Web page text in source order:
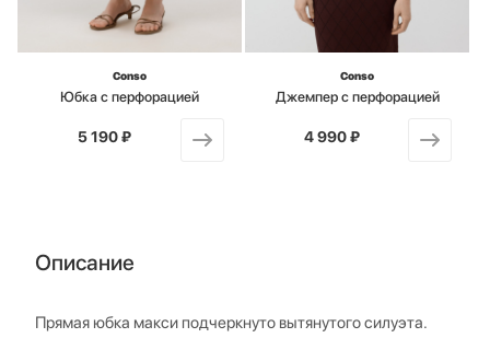
Conso
Юбка с перфорацией
от
5 190 ₽
Conso
Джемпер с перфорацией
от
4 990 ₽
Описание
Прямая юбка макси подчеркнуто вытянутого силуэта.